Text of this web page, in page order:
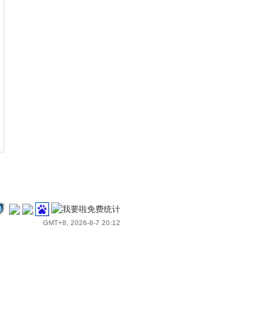
GMT+8, 2026-8-7 20:12